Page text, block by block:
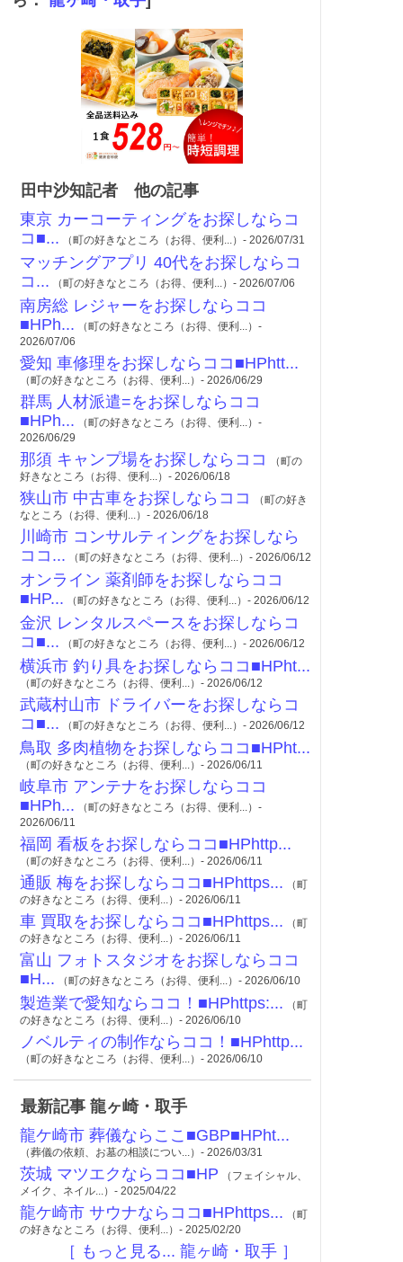
田中沙知記者 他の記事
東京 カーコーティングをお探しならコ
コ■... （町の好きなところ（お得、便利...）- 2026/07/31
マッチングアプリ 40代をお探しならコ
コ... （町の好きなところ（お得、便利...）- 2026/07/06
南房総 レジャーをお探しならココ
■HPh... （町の好きなところ（お得、便利...）-
2026/07/06
愛知 車修理をお探しならココ■HPhtt...
（町の好きなところ（お得、便利...）- 2026/06/29
群馬 人材派遣=をお探しならココ
■HPh... （町の好きなところ（お得、便利...）-
2026/06/29
那須 キャンプ場をお探しならココ
（町の
好きなところ（お得、便利...）- 2026/06/18
狭山市 中古車をお探しならココ
（町の好き
なところ（お得、便利...）- 2026/06/18
川崎市 コンサルティングをお探しなら
ココ... （町の好きなところ（お得、便利...）- 2026/06/12
オンライン 薬剤師をお探しならココ
■HP... （町の好きなところ（お得、便利...）- 2026/06/12
金沢 レンタルスペースをお探しならコ
コ■... （町の好きなところ（お得、便利...）- 2026/06/12
横浜市 釣り具をお探しならココ■HPht...
（町の好きなところ（お得、便利...）- 2026/06/12
武蔵村山市 ドライバーをお探しならコ
コ■... （町の好きなところ（お得、便利...）- 2026/06/12
鳥取 多肉植物をお探しならココ■HPht...
（町の好きなところ（お得、便利...）- 2026/06/11
岐阜市 アンテナをお探しならココ
■HPh... （町の好きなところ（お得、便利...）-
2026/06/11
福岡 看板をお探しならココ■HPhttp...
（町の好きなところ（お得、便利...）- 2026/06/11
通販 梅をお探しならココ■HPhttps... （町
の好きなところ（お得、便利...）- 2026/06/11
車 買取をお探しならココ■HPhttps... （町
の好きなところ（お得、便利...）- 2026/06/11
富山 フォトスタジオをお探しならココ
■H... （町の好きなところ（お得、便利...）- 2026/06/10
製造業で愛知ならココ！■HPhttps:... （町
の好きなところ（お得、便利...）- 2026/06/10
ノベルティの制作ならココ！■HPhttp...
（町の好きなところ（お得、便利...）- 2026/06/10
最新記事 龍ヶ崎・取手
龍ケ崎市 葬儀ならここ■GBP■HPht...
（葬儀の依頼、お墓の相談につい...）- 2026/03/31
茨城 マツエクならココ■HP （フェイシャル、
メイク、ネイル...）- 2025/04/22
龍ケ崎市 サウナならココ■HPhttps... （町
の好きなところ（お得、便利...）- 2025/02/20
［ もっと見る... 龍ヶ崎・取手 ］